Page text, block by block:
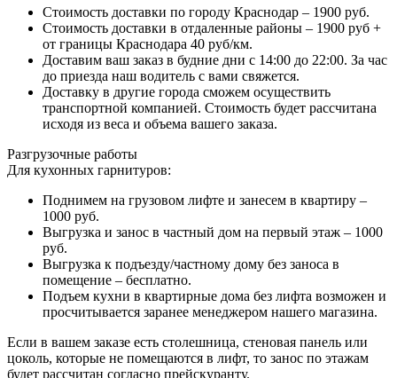
Стоимость доставки по городу Краснодар – 1900 руб.
Стоимость доставки в отдаленные районы – 1900 руб +
от границы Краснодара 40 руб/км.
Доставим ваш заказ в будние дни с 14:00 до 22:00. За час
до приезда наш водитель с вами свяжется.
Доставку в другие города сможем осуществить
транспортной компанией. Стоимость будет рассчитана
исходя из веса и объема вашего заказа.
Разгрузочные работы
Для кухонных гарнитуров:
Поднимем на грузовом лифте и занесем в квартиру –
1000 руб.
Выгрузка и занос в частный дом на первый этаж – 1000
руб.
Выгрузка к подъезду/частному дому без заноса в
помещение – бесплатно.
Подъем кухни в квартирные дома без лифта возможен и
просчитывается заранее менеджером нашего магазина.
Если в вашем заказе есть столешница, стеновая панель или
цоколь, которые не помещаются в лифт, то занос по этажам
будет рассчитан согласно прейскуранту.